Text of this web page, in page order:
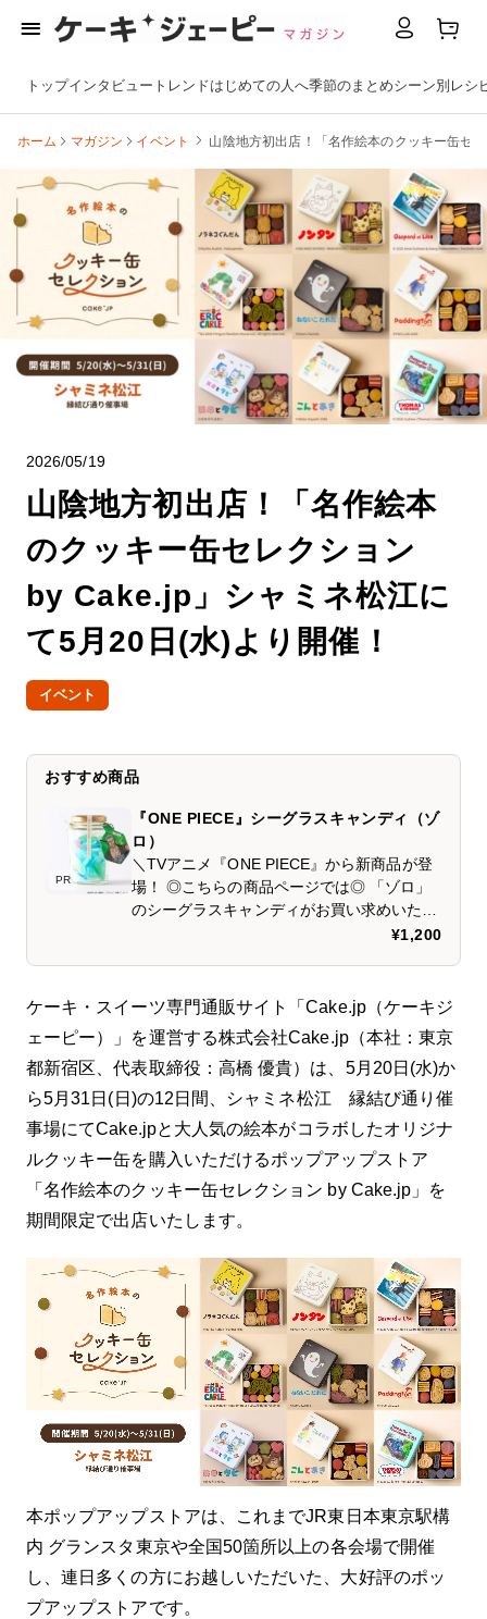
トップインタビュー トレンドはじめての人へ季節のまとめシーン別 レシ
ホーム マガジン イベント 山陰地方初出店！「名作絵本のクッキー缶セ
2026/05/19
山陰地方初出店！「名作絵本
のクッキー缶セレクション
by Cake.jp」シャミネ松江に
て5月20日(水)より開催！
イベント
おすすめ商品
PR
『ONE PIECE』シーグラスキャンディ（ゾ
ロ）
＼TVアニメ『ONE PIECE』から新商品が登
場！ ◎こちらの商品ページでは◎ 「ゾロ」
のシーグラスキャンディがお買い求めいただ
10種類！ ◎ラインナップ◎ ・ルフィー ・ゾ
・ロビン ・フランキー ・ブルック ・ジンベ
エ シーグラスキャンディは様々なシーンでご
利用いただけます。 ・贅沢なおやつ時間に
ティーやイベントのデザートとして ・ONE
PIECEが好きなご友人やご家族へのサプライ
ズギフトとして ぜひお手に取ってお楽しみく
ちら＞ 尾田栄一郎集英社・フジテレビ・東映
け日が異なる場合がございます。 ※商品によ
って発送元・発送方法が異なるため、各商品
ごとに送料が発生します。
¥1,200
ケーキ・スイーツ専門通販サイト「Cake.jp（ケーキジ
ェーピー）」を運営する株式会社Cake.jp（本社：東京
都新宿区、代表取締役：高橋 優貴）は、5月20日(水)か
ら5月31日(日)の12日間、シャミネ松江 縁結び通り催
事場にてCake.jpと大人気の絵本がコラボしたオリジナ
ルクッキー缶を購入いただけるポップアップストア
「名作絵本のクッキー缶セレクション by Cake.jp」を
期間限定で出店いたします。
本ポップアップストアは、これまでJR東日本東京駅構
内 グランスタ東京や全国50箇所以上の各会場で開催
し、連日多くの方にお越しいただいた、大好評のポッ
プアップストアです。